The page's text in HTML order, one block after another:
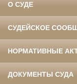
О СУДЕ
СУДЕЙСКОЕ
НОРМАТИВНЫЕ
ДОКУМЕНТЫ СУДА